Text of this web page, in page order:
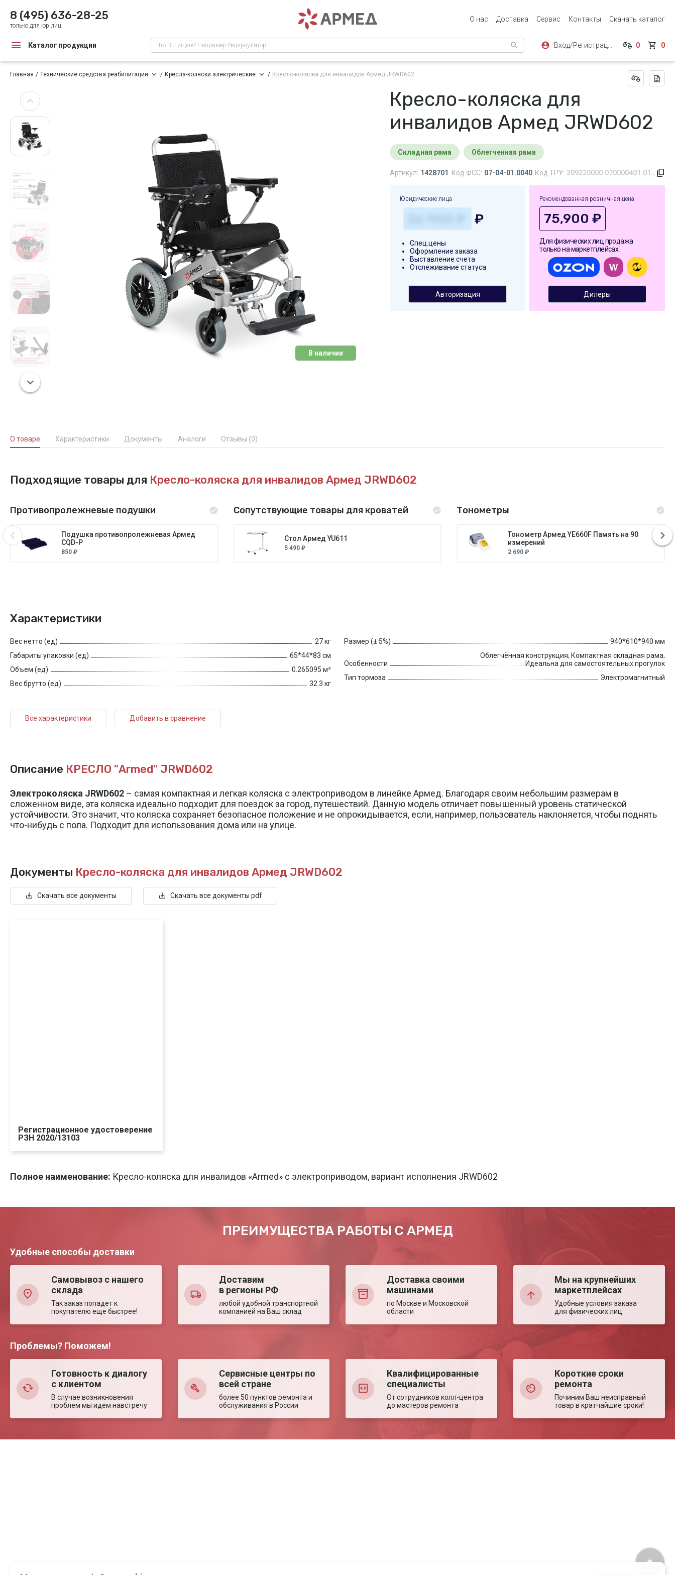
8 (495) 636-28-25
только для юр.лиц
О нас Доставка Сервис Контакты Скачать каталог
Каталог продукции Что Вы ищете? Например Рециркулятор 0 0
Главная Технические средства реабилитации Кресла-коляски электрические Кресло-коляска для инвалидов Армед JRWD602
В наличии
Кресло-коляска для
инвалидов Армед JRWD602
Складная рама Облегченная рама
Артикул: 1428701 Код ФСС: 07-04-01.0040 Код ТРУ:
Юридические лица
₽
Спец.цены
Оформление заказа
Выставление счета
Отслеживание статуса
Авторизация
Рекомендованная розничная цена
75,900 ₽
Для физических лиц продажа
только на маркетплейсах:
Дилеры
О товаре Характеристики Документы Аналоги Отзывы (0)
Подходящие товары для Кресло-коляска для инвалидов Армед JRWD602
Противопролежневые подушки
Подушка противопролежневая Армед
CQD-P
850 ₽
Сопутствующие товары для кроватей
Стол Армед YU611
5 490 ₽
Тонометры
Тонометр Армед YE660F Память на 90
измерений
2 690 ₽
Характеристики
Вес нетто (ед)
27 кг
Габариты упаковки (ед)
65*44*83 см
Объем (ед)
0.265095 м³
Вес брутто (ед)
32.3 кг
Размер (± 5%) 940*610*940 мм
Особенности
Облегчённая конструкция; Компактная складная рама;
Идеальна для самостоятельных прогулок
Тип тормоза
Электромагнитный
Все характеристики Добавить в сравнение
Описание КРЕСЛО "Armed" JRWD602
Электроколяска JRWD602 – самая компактная и легкая коляска с электроприводом в линейке Армед. Благодаря своим небольшим размерам в
сложенном виде, эта коляска идеально подходит для поездок за город, путешествий. Данную модель отличает повышенный уровень статической
устойчивости. Это значит, что коляска сохраняет безопасное положение и не опрокидывается, если, например, пользователь наклоняется, чтобы поднять
что-нибудь с пола. Подходит для использования дома или на улице.
Документы Кресло-коляска для инвалидов Армед JRWD602
Скачать все документы Скачать все документы pdf
Регистрационное удостоверение
РЗН 2020/13103
Полное наименование: Кресло-коляска для инвалидов «Armed» с электроприводом, вариант исполнения JRWD602
ПРЕИМУЩЕСТВА РАБОТЫ С АРМЕД
Удобные способы доставки
Самовывоз с нашего
склада
Так заказ попадет к
покупателю еще быстрее!
Доставим
в регионы РФ
любой удобной транспортной
компанией на Ваш склад
Доставка своими
машинами
по Москве и Московской
области
Мы на крупнейших
маркетплейсах
Удобные условия заказа
для физических лиц
Проблемы? Поможем!
Готовность к диалогу
с клиентом
В случае возникновения
проблем мы идем навстречу
Сервисные центры по
всей стране
более 50 пунктов ремонта и
обслуживания в России
Квалифицированные
специалисты
От сотрудников колл-центра
до мастеров ремонта
Короткие сроки
ремонта
Починим Ваш неисправный
товар в кратчайшие сроки!